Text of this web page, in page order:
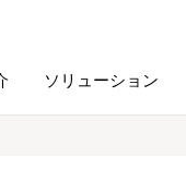
ソリューション